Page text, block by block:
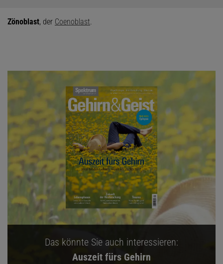
Zönoblast, der Coenoblast.
Das könnte Sie auch interessieren:
Auszeit fürs Gehirn